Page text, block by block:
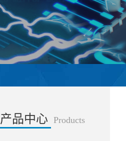
产品中心 Products